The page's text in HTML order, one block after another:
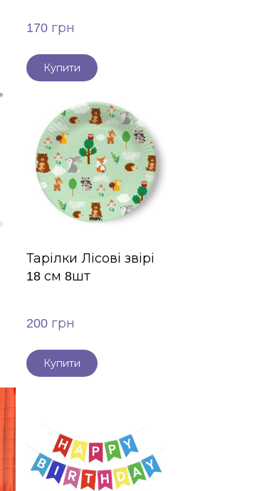
170 грн
Купити
Тарілки Лісові звірі
18 см 8шт
200 грн
Купити